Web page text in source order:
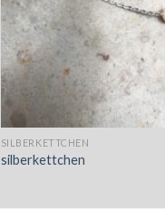
SILBERKETTCHEN
silberkettchen